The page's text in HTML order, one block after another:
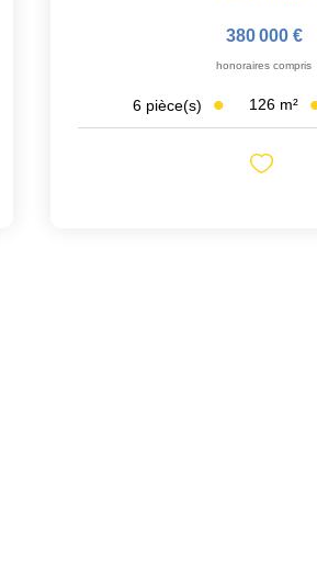
380 000 €
honoraires compris
6 pièce(s) 126 m²